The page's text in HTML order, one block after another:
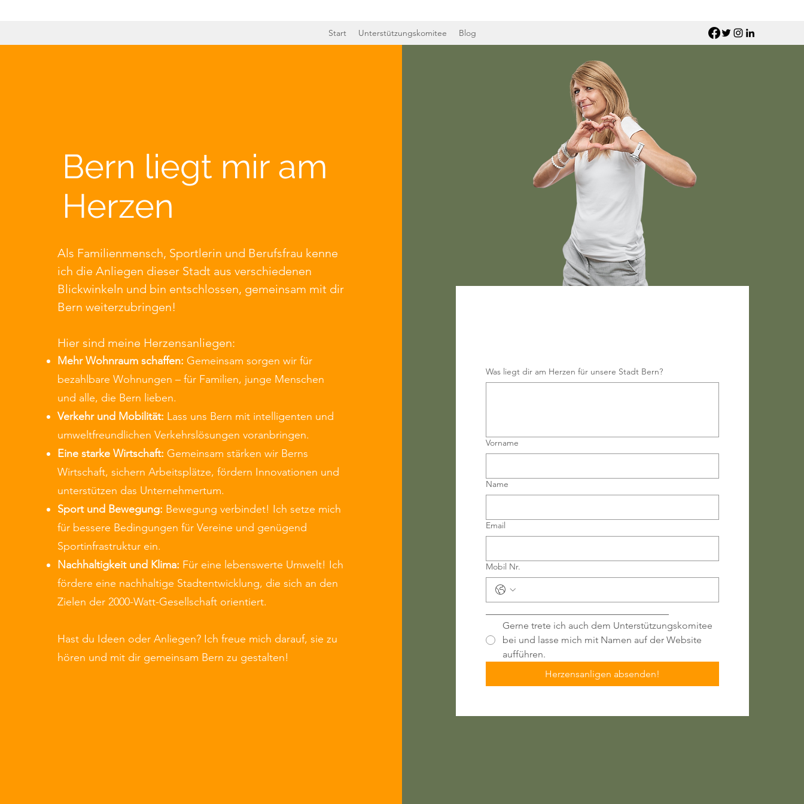
Start Unterstützungskomitee Blog
Bern liegt mir am
Herzen
Als Familienmensch, Sportlerin und Berufsfrau kenne
ich die Anliegen dieser Stadt aus verschiedenen
Blickwinkeln und bin entschlossen, gemeinsam mit dir
Bern weiterzubringen!
Hier sind meine Herzensanliegen:
Mehr Wohnraum schaffen: Gemeinsam sorgen wir für
bezahlbare Wohnungen – für Familien, junge Menschen
und alle, die Bern lieben.
Verkehr und Mobilität: Lass uns Bern mit intelligenten und
umweltfreundlichen Verkehrslösungen voranbringen.
Eine starke Wirtschaft: Gemeinsam stärken wir Berns
Wirtschaft, sichern Arbeitsplätze, fördern Innovationen und
unterstützen das Unternehmertum.
Sport und Bewegung: Bewegung verbindet! Ich setze mich
für bessere Bedingungen für Vereine und genügend
Sportinfrastruktur ein.
Nachhaltigkeit und Klima: Für eine lebenswerte Umwelt! Ich
fördere eine nachhaltige Stadtentwicklung, die sich an den
Zielen der 2000-Watt-Gesellschaft orientiert.
Hast du Ideen oder Anliegen? Ich freue mich darauf, sie zu
hören und mit dir gemeinsam Bern zu gestalten!
Was liegt dir am Herzen für unsere Stadt Bern?
Vorname
Name
Email
Mobil Nr.
Gerne trete ich auch dem Unterstützungskomitee
bei und lasse mich mit Namen auf der Website
aufführen.
Herzensanligen absenden!